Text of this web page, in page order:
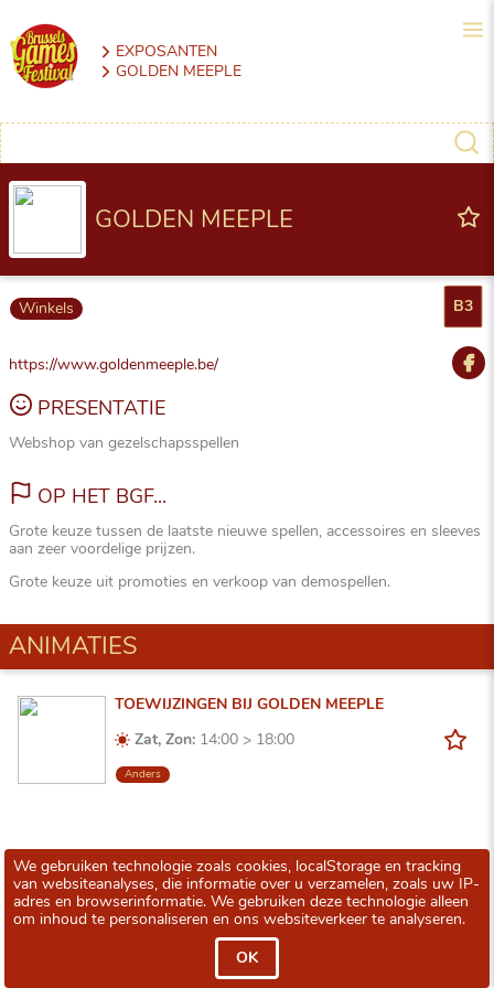
EXPOSANTEN
GOLDEN MEEPLE
GOLDEN MEEPLE
Winkels B3
https://www.goldenmeeple.be/
PRESENTATIE
Webshop van gezelschapsspellen
OP HET BGF...
Grote keuze tussen de laatste nieuwe spellen, accessoires en sleeves
aan zeer voordelige prijzen.
Grote keuze uit promoties en verkoop van demospellen.
ANIMATIES
TOEWIJZINGEN BIJ GOLDEN MEEPLE
Zat, Zon: 14:00 > 18:00
Anders
We gebruiken technologie zoals cookies, localStorage en tracking
van websiteanalyses, die informatie over u verzamelen, zoals uw IP-
adres en browserinformatie. We gebruiken deze technologie alleen
om inhoud te personaliseren en ons websiteverkeer te analyseren.
OK